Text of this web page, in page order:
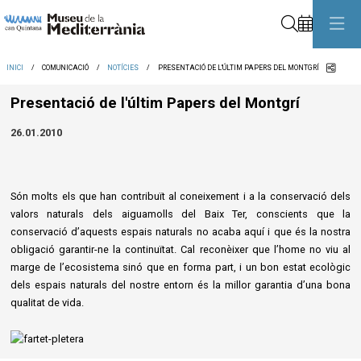
INICI COMUNICACIÓ NOTÍCIES PRESENTACIÓ DE L'ÚLTIM PAPERS DEL MONTGRÍ
Presentació de l'últim Papers del Montgrí
26.01.2010
Són molts els que han contribuït al coneixement i a la conservació dels
valors naturals dels aiguamolls del Baix Ter, conscients que la
conservació d’aquests espais naturals no acaba aquí i que és la nostra
obligació garantir-ne la continuïtat. Cal reconèixer que l’home no viu al
marge de l’ecosistema sinó que en forma part, i un bon estat ecològic
dels espais naturals del nostre entorn és la millor garantia d’una bona
qualitat de vida.